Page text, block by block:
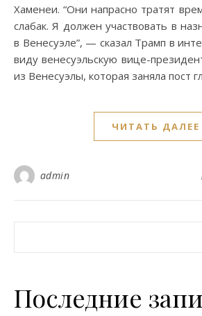
Хаменеи. “Они напрасно тратят
слабак. Я должен участвовать в
в Венесуэле”, — сказал Трамп в
виду венесуэльскую вице-
из Венесуэлы, которая заняла пост
ЧИТАТЬ ДАЛЕЕ
admin
Последние